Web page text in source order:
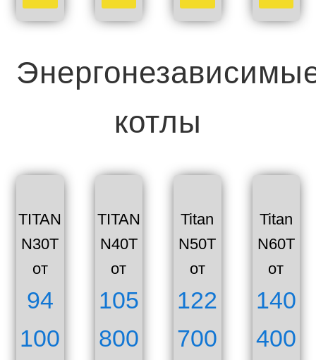
котлы
TITAN
N30T
от
94
100
TITAN
N40T
от
105
800
Titan
N50T
от
122
700
Titan
N60T
от
140
400